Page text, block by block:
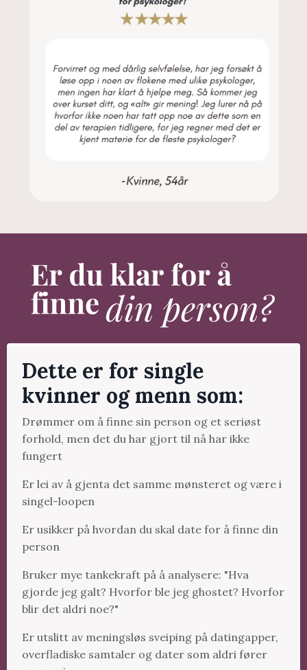
Dette er for single
kvinner og menn som:
Drømmer om å finne sin person og et seriøst
forhold, men det du har gjort til nå har ikke
fungert
Er lei av å gjenta det samme mønsteret og være i
singel-loopen
Er usikker på hvordan du skal date for å finne din
person
Bruker mye tankekraft på å analysere: "Hva
gjorde jeg galt? Hvorfor ble jeg ghostet? Hvorfor
blir det aldri noe?"
Er utslitt av meningsløs sveiping på datingapper,
overfladiske samtaler og dater som aldri fører